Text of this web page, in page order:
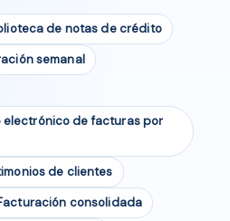
de notas de crédito
semanal
electrónico de facturas por
de clientes
consolidada